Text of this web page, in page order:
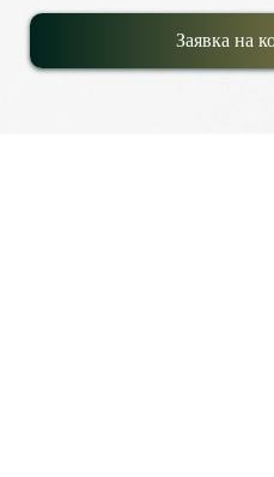
Заявка на